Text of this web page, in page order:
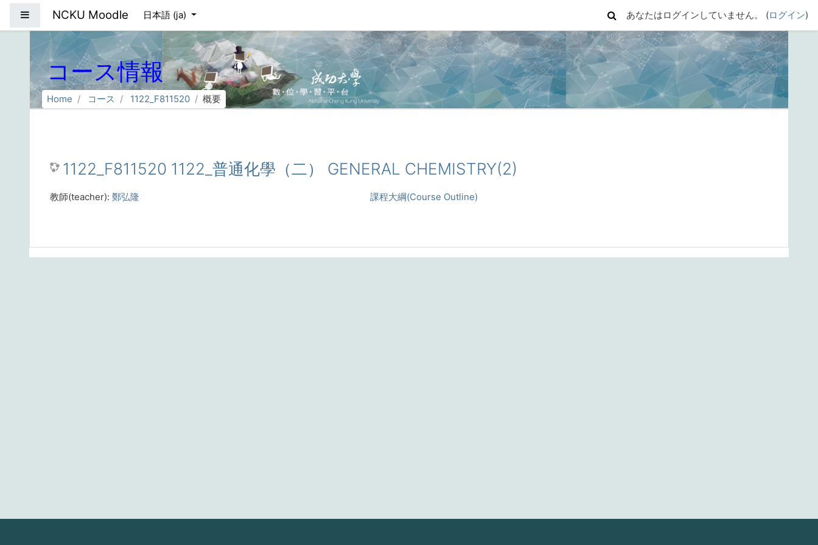
サイドパネル
NCKU Moodle 日本語 ‎(ja)‎ あなたはログインしていません。 (ログイン)
コース情報
Home コース 1122_F811520 概要
1122_F811520 1122_普通化學（二） GENERAL CHEMISTRY(2)
課程大綱(Course Outline)
教師(teacher): 鄭弘隆